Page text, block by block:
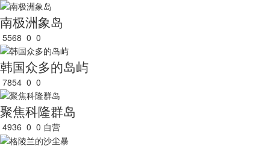
南极洲象岛
5568 0 0
韩国众多的岛屿
7854 0 0
聚焦科隆群岛
4936 0 0 自营